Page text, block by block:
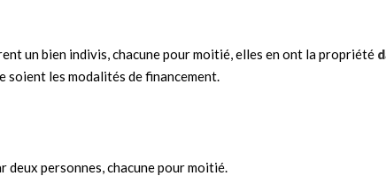
un bien indivis, chacune pour moitié, elles en ont la propriété
soient les modalités de financement.
deux personnes, chacune pour moitié.